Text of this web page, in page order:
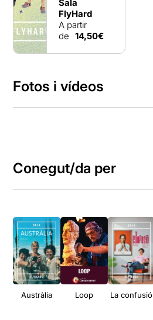
Sala
FlyHard
A partir
de 14,50€
Fotos i vídeos
Conegut/da per
Austràlia Loop La confusió